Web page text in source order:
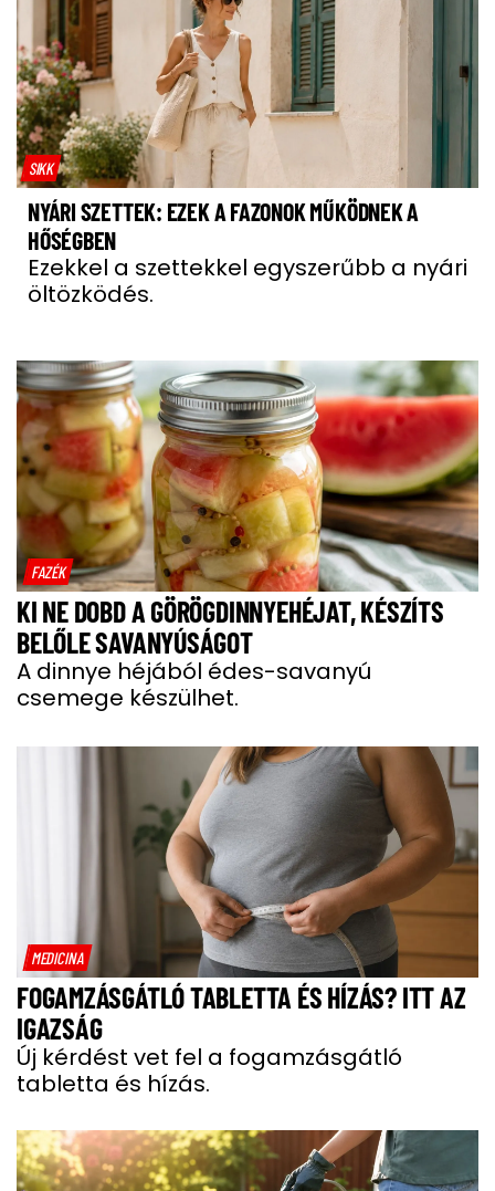
SIKK
NYÁRI SZETTEK: EZEK A FAZONOK MŰKÖDNEK A
HŐSÉGBEN
Ezekkel a szettekkel egyszerűbb a nyári
öltözködés.
FAZÉK
KI NE DOBD A GÖRÖGDINNYEHÉJAT, KÉSZÍTS
BELŐLE SAVANYÚSÁGOT
A dinnye héjából édes-savanyú
csemege készülhet.
MEDICINA
FOGAMZÁSGÁTLÓ TABLETTA ÉS HÍZÁS? ITT AZ
IGAZSÁG
Új kérdést vet fel a fogamzásgátló
tabletta és hízás.